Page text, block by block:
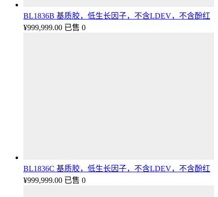
BL1836B 基质胶，低生长因子，不含LDEV，不含酚红
¥999,999.00 已售 0
BL1836C 基质胶，低生长因子，不含LDEV，不含酚红
¥999,999.00 已售 0